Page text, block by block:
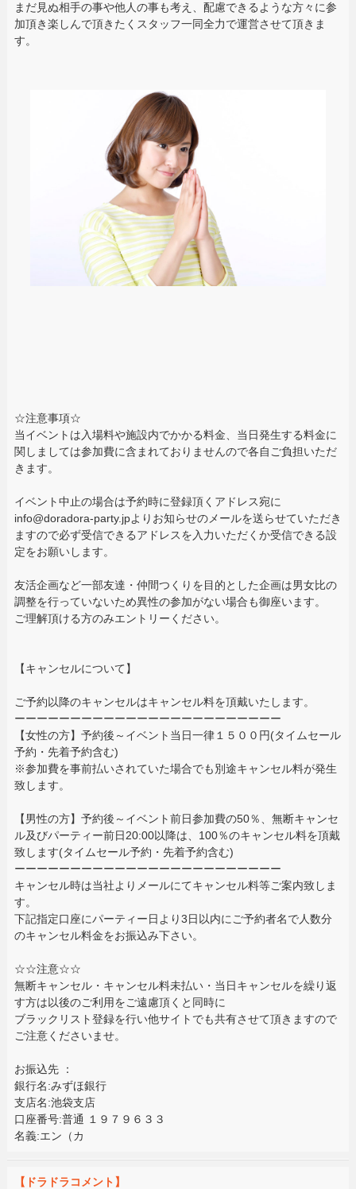
まだ見ぬ相手の事や他人の事も考え、配慮できるような方々に参
加頂き楽しんで頂きたくスタッフ一同全力で運営させて頂きま
す。
☆注意事項☆
当イベントは入場料や施設内でかかる料金、当日発生する料金に
関しましては参加費に含まれておりませんので各自ご負担いただ
きます。
イベント中止の場合は予約時に登録頂くアドレス宛に
info@doradora-party.jpよりお知らせのメールを送らせていただき
ますので必ず受信できるアドレスを入力いただくか受信できる設
定をお願いします。
友活企画など一部友達・仲間つくりを目的とした企画は男女比の
調整を行っていないため異性の参加がない場合も御座います。
ご理解頂ける方のみエントリーください。
【キャンセルについて】
ご予約以降のキャンセルはキャンセル料を頂戴いたします。
ーーーーーーーーーーーーーーーーーーーーーーーー
【女性の方】予約後～イベント当日一律１５００円(タイムセール
予約・先着予約含む)
※参加費を事前払いされていた場合でも別途キャンセル料が発生
致します。
【男性の方】予約後～イベント前日参加費の50％、無断キャンセ
ル及びパーティー前日20:00以降は、100％のキャンセル料を頂戴
致します(タイムセール予約・先着予約含む)
ーーーーーーーーーーーーーーーーーーーーーーーー
キャンセル時は当社よりメールにてキャンセル料等ご案内致しま
す。
下記指定口座にパーティー日より3日以内にご予約者名で人数分
のキャンセル料金をお振込み下さい。
☆☆注意☆☆
無断キャンセル・キャンセル料未払い・当日キャンセルを繰り返
す方は以後のご利用をご遠慮頂くと同時に
ブラックリスト登録を行い他サイトでも共有させて頂きますので
ご注意くださいませ。
お振込先 ：
銀行名:みずほ銀行
支店名:池袋支店
口座番号:普通 １９７９６３３
名義:エン（カ
【ドラドラコメント】